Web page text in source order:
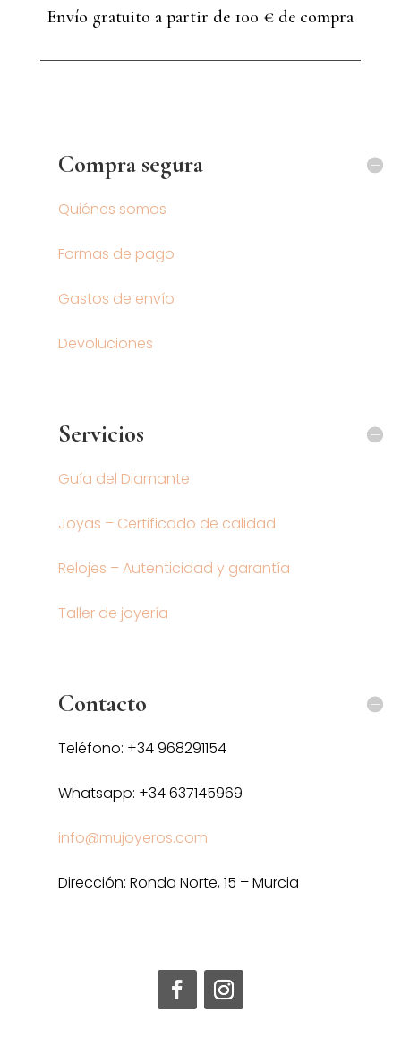
Envío gratuito a partir de 100 € de compra
Compra segura
Quiénes somos
Formas de pago
Gastos de envío
Devoluciones
Servicios
Guía del Diamante
Joyas – Certificado de calidad
Relojes – Autenticidad y garantía
Taller de joyería
Contacto
Teléfono: +34 968291154
Whatsapp: +34 637145969
info@mujoyeros.com
Dirección: Ronda Norte, 15 – Murcia